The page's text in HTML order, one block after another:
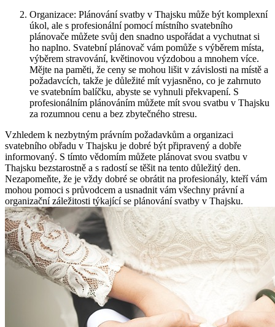
Organizace: Plánování svatby v Thajsku může být komplexní
úkol, ale s profesionální pomocí místního svatebního
plánovače můžete svůj den snadno uspořádat a vychutnat si
ho naplno. Svatební plánovač vám pomůže s výběrem místa,
výběrem stravování, květinovou výzdobou a mnohem více.
Mějte na paměti, že ceny se mohou lišit v závislosti na místě a
požadavcích, takže je důležité mít vyjasněno, co je zahrnuto
ve svatebním balíčku, abyste se vyhnuli překvapení. S
profesionálním plánováním můžete mít svou svatbu v Thajsku
za rozumnou cenu a bez zbytečného stresu.
Vzhledem k nezbytným právním požadavkům a organizaci
svatebního obřadu v Thajsku je dobré být připravený a dobře
informovaný. S tímto vědomím můžete plánovat svou svatbu v
Thajsku bezstarostně a s radostí se těšit na tento důležitý den.
Nezapomeňte, že je vždy dobré se obrátit na profesionály, kteří vám
mohou pomoci s průvodcem a usnadnit vám všechny právní a
organizační záležitosti týkající se plánování svatby v Thajsku.